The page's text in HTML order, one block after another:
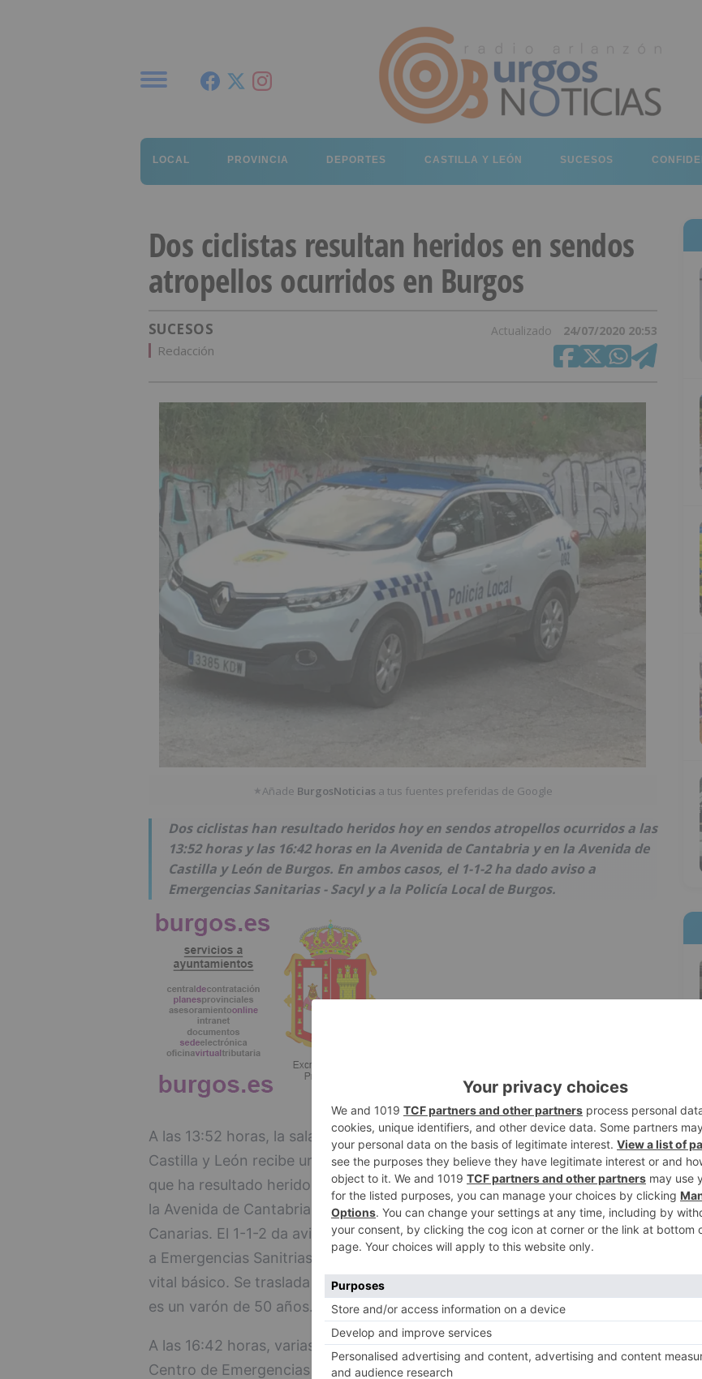
LOCAL PROVINCIA DEPORTES CASTILLA Y LEÓN SUCESOS
Dos ciclistas resultan heridos en sendos
atropellos ocurridos en Burgos
SUCESOS Actualizado 24/07/2020 20:53
Redacción
★Añade BurgosNoticias a tus fuentes preferidas de Google
Dos ciclistas han resultado heridos hoy en sendos atropellos ocurridos a las
13:52 horas y las 16:42 horas en la Avenida de Cantabria y en la Avenida de
Castilla y León de Burgos. En ambos casos, el 1-1-2 ha dado aviso a
Emergencias Sanitarias - Sacyl y a la Policía Local de Burgos.
A las 13:52 horas, la sala de operaciones del Centro de Emergencias 1-1-2
Castilla y León recibe una llamada que solicita asistencia para un ciclista
que ha resultado herido en una colisión entre un turismo y su bicicleta en
la Avenida de Cantabria, en la rotonda de cruce con la Avenida de las Islas
Canarias. El 1-1-2 da aviso de este accidente a la policía Local de Burgos y
a Emergencias Sanitrias - Sacyl, que envía una ambulancia de soporte
vital básico. Se traslada al Hospital Universitario de Burgos al herido, que
es un varón de 50 años.
A las 16:42 horas, varias llamadas recibidas en la sala de operaciones del
Centro de Emergencias 1-1-2 Castilla y León avisan de otra colisión, en